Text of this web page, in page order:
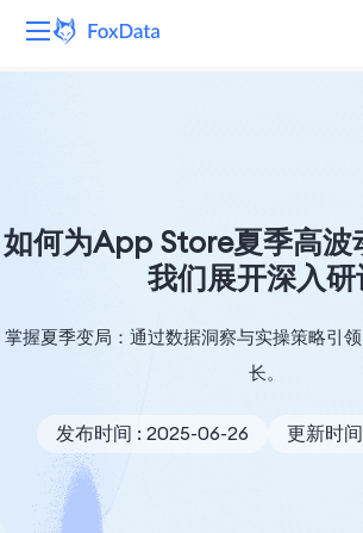
解决方案
定价
如何为App Store夏季高波
我们展开深入
掌握夏季变局：通过数据洞察与实操策略引
长。
发布时间 : 2025-06-26 更新时